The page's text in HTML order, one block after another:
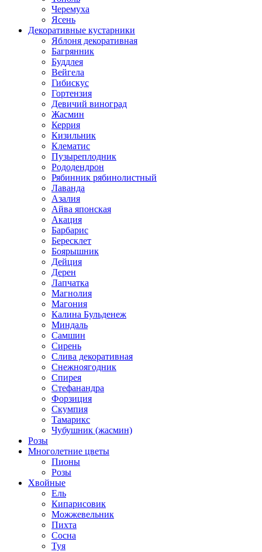
Черемуха
Ясень
Декоративные кустарники
Яблоня декоративная
Багрянник
Буддлея
Вейгела
Гибискус
Гортензия
Девичий виноград
Жасмин
Керрия
Кизильник
Клематис
Пузыреплодник
Рододендрон
Рябинник рябинолистный
Лаванда
Азалия
Айва японская
Акация
Барбарис
Бересклет
Боярышник
Дейция
Дерен
Лапчатка
Магнолия
Магония
Калина Бульденеж
Миндаль
Самшин
Сирень
Слива декоративная
Снежноягодник
Спирея
Стефанандра
Форзиция
Скумпия
Тамарикс
Чубушник (жасмин)
Розы
Многолетние цветы
Пионы
Розы
Хвойные
Ель
Кипарисовик
Можжевельник
Пихта
Сосна
Туя